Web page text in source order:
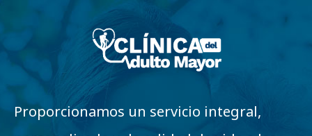
Proporcionamos un servicio integral,